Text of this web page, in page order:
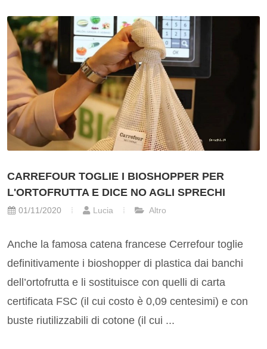
CARREFOUR TOGLIE I BIOSHOPPER PER
L'ORTOFRUTTA E DICE NO AGLI SPRECHI
01/11/2020 Lucia Altro
Anche la famosa catena francese Cerrefour toglie
definitivamente i bioshopper di plastica dai banchi
dell’ortofrutta e li sostituisce con quelli di carta
certificata FSC (il cui costo è 0,09 centesimi) e con
buste riutilizzabili di cotone (il cui ...